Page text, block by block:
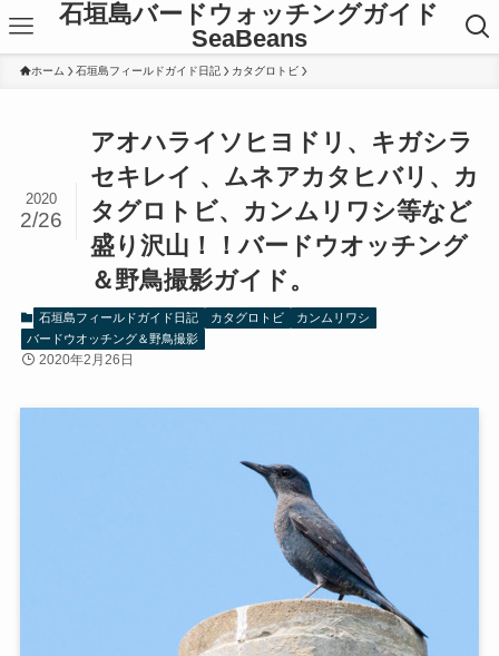
石垣島バードウォッチングガイド
SeaBeans
ホーム 石垣島フィールドガイド日記 カタグロトビ
アオハライソヒヨドリ、キガシラ
セキレイ 、ムネアカタヒバリ、カ
タグロトビ、カンムリワシ等など
盛り沢山！！バードウオッチング
＆野鳥撮影ガイド。
2020
2/26
石垣島フィールドガイド日記 カタグロトビ
カンムリワシ
バードウオッチング＆野鳥撮影
2020年2月26日